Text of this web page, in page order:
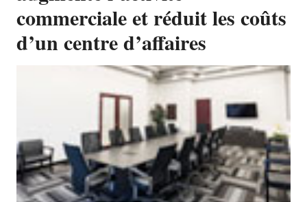
commerciale et réduit les coûts
d’un centre d’affaires